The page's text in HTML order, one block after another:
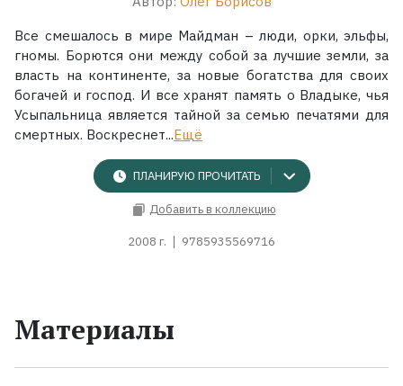
Все смешалось в мире Майдман – люди, орки, эльфы,
гномы. Борются они между собой за лучшие земли, за
власть на континенте, за новые богатства для своих
богачей и господ. И все хранят память о Владыке, чья
Усыпальница является тайной за семью печатями для
смертных. Воскреснет...Ещё
ПЛАНИРУЮ ПРОЧИТАТЬ
Добавить в коллекцию
2008 г. 9785935569716
Материалы